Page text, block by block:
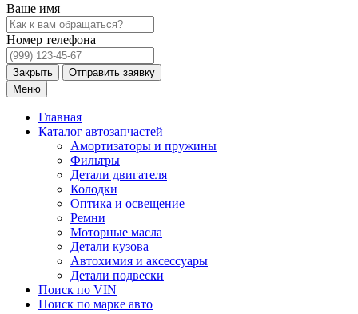
Ваше имя
Номер телефона
Закрыть
Меню
Главная
Каталог автозапчастей
Амортизаторы и пружины
Фильтры
Детали двигателя
Колодки
Оптика и освещение
Ремни
Моторные масла
Детали кузова
Автохимия и аксессуары
Детали подвески
Поиск по VIN
Поиск по марке авто